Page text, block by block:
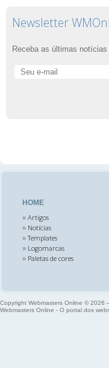
Newsletter
Receba as últimas
HOME
» Artigos
» Notícias
»Templates
» Logomarcas
» Paletas de cores
Copyright Webmasters Online © 2026
Webmasters Online - O portal dos